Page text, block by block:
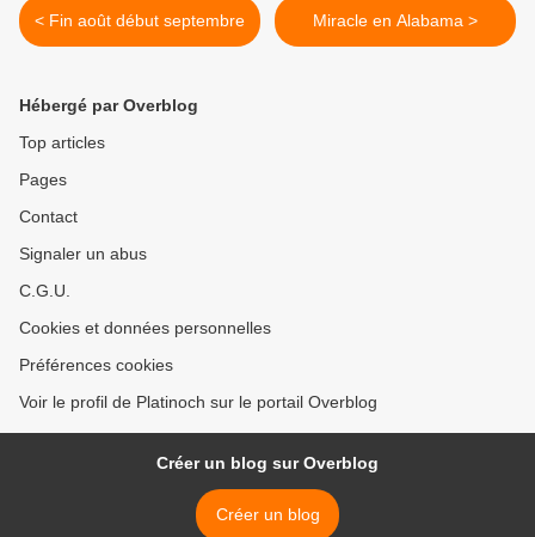
< Fin août début septembre Miracle en Alabama >
Hébergé par Overblog
Top articles
Pages
Contact
Signaler un abus
C.G.U.
Cookies et données personnelles
Préférences cookies
Voir le profil de Platinoch sur le portail Overblog
Créer un blog sur Overblog
Créer un blog